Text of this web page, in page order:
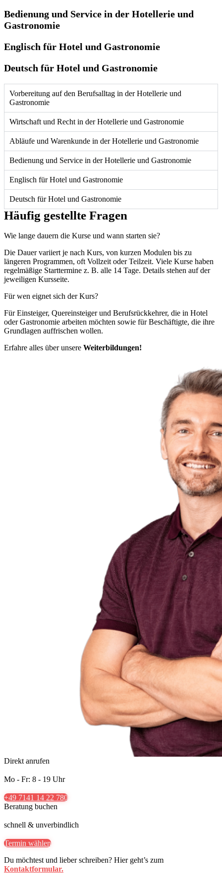
Bedienung und Service in der Hotellerie und
Gastronomie
Englisch für Hotel und Gastronomie
Deutsch für Hotel und Gastronomie
Vorbereitung auf den Berufsalltag in der Hotellerie und
Gastronomie
Wirtschaft und Recht in der Hotellerie und Gastronomie
Abläufe und Warenkunde in der Hotellerie und Gastronomie
Bedienung und Service in der Hotellerie und Gastronomie
Englisch für Hotel und Gastronomie
Deutsch für Hotel und Gastronomie
Häufig gestellte Fragen
Wie lange dauern die Kurse und wann starten sie?
Die Dauer variiert je nach Kurs, von kurzen Modulen bis zu
längeren Programmen, oft Vollzeit oder Teilzeit. Viele Kurse haben
regelmäßige Starttermine z. B. alle 14 Tage. Details stehen auf der
jeweiligen Kursseite.
Für wen eignet sich der Kurs?
Für Einsteiger, Quereinsteiger und Berufsrückkehrer, die in Hotel
oder Gastronomie arbeiten möchten sowie für Beschäftigte, die ihre
Grundlagen auffrischen wollen.
Erfahre alles über unsere Weiterbildungen!
Direkt anrufen
Mo - Fr: 8 - 19 Uhr
+49 7141 14 22 780
Beratung buchen
schnell & unverbindlich
Termin wählen
Du möchtest und lieber schreiben? Hier geht’s zum
Kontaktformular.